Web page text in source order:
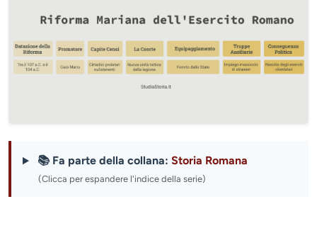
📚 Fa parte della collana: Storia Romana
(Clicca per espandere l'indice della serie)